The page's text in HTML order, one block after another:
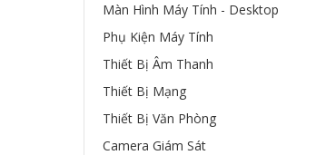
Màn Hình Máy Tính - Desktop
Phụ Kiện Máy Tính
Thiết Bị Âm Thanh
Thiết Bị Mạng
Thiết Bị Văn Phòng
Camera Giám Sát